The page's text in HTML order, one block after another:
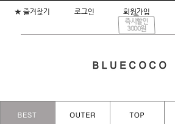
★ 즐겨찾기 로그인 회원가입
즉시할인
3000원